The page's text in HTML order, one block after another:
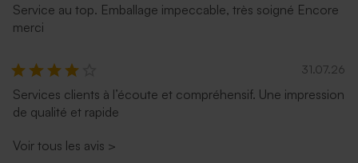
Service au top. Emballage impeccable, très soigné Encore
merci
31.07.26
Services clients à l’écoute et compréhensif. Une impression
de qualité et rapide
Voir tous les avis >